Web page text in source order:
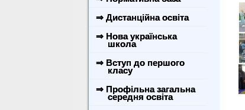
⇒ Дистанційна освіта
⇒ Нова українська
школа
⇒ Вступ до першого
класу
⇒ Профільна загальна
середня освіта